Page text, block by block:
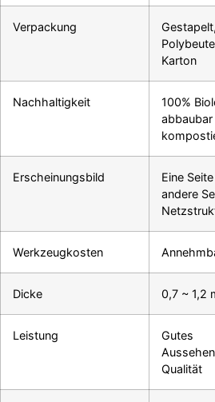
Verpackung
Gestapelt,
Karton
Nachhaltigkeit
100%
abbaubar
Erscheinungsbild
Eine
andere
Werkzeugkosten
Dicke 0,7 ~ 1,2
Leistung
Gutes
Qualität